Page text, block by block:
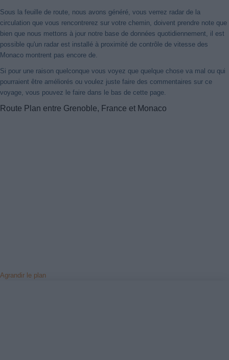
Sous la feuille de route, nous avons généré, vous verrez radar de la
circulation que vous rencontrerez sur votre chemin, doivent prendre note que
bien que nous mettons à jour notre base de données quotidiennement, il est
possible qu'un radar est installé à proximité de contrôle de vitesse des
Monaco montrent pas encore de.
Si pour une raison quelconque vous voyez que quelque chose va mal ou qui
pourraient être améliorés ou voulez juste faire des commentaires sur ce
voyage, vous pouvez le faire dans le bas de cette page.
Route Plan entre Grenoble, France et Monaco
Agrandir le plan